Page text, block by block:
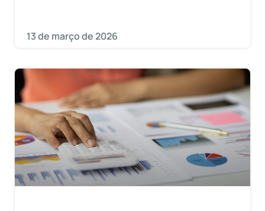
13 de março de 2026